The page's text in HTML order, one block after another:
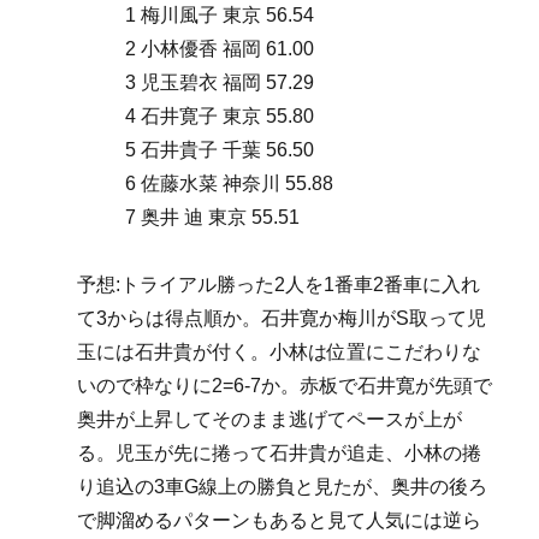
1 梅川風子 東京 56.54
2 小林優香 福岡 61.00
3 児玉碧衣 福岡 57.29
4 石井寛子 東京 55.80
5 石井貴子 千葉 56.50
6 佐藤水菜 神奈川 55.88
7 奥井 迪 東京 55.51
予想:トライアル勝った2人を1番車2番車に入れ
て3からは得点順か。石井寛か梅川がS取って児
玉には石井貴が付く。小林は位置にこだわりな
いので枠なりに2=6-7か。赤板で石井寛が先頭で
奥井が上昇してそのまま逃げてペースが上が
る。児玉が先に捲って石井貴が追走、小林の捲
り追込の3車G線上の勝負と見たが、奥井の後ろ
で脚溜めるパターンもあると見て人気には逆ら